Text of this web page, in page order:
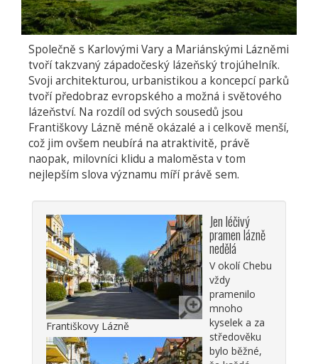
Společně s Karlovými Vary a Mariánskými Lázněmi
tvoří takzvaný západočeský lázeňský trojúhelník.
Svoji architekturou, urbanistikou a koncepcí parků
tvoří předobraz evropského a možná i světového
lázeňství. Na rozdíl od svých sousedů jsou
Františkovy Lázně méně okázalé a i celkově menší,
což jim ovšem neubírá na atraktivitě, právě
naopak, milovníci klidu a maloměsta v tom
nejlepším slova významu míří právě sem.
Františkovy Lázně
Jen léčivý
pramen lázně
nedělá
V okolí Chebu
vždy
pramenilo
mnoho
kyselek a za
středověku
bylo běžné,